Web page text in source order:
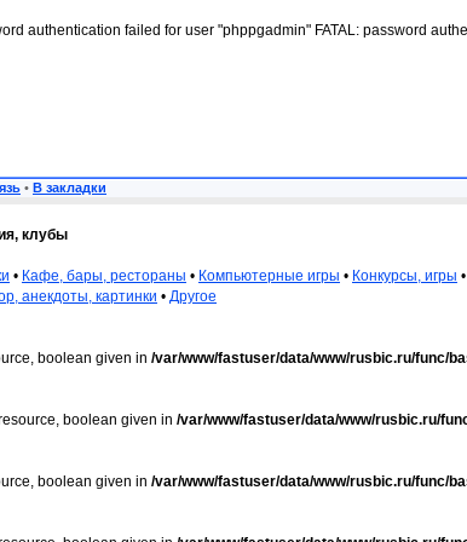
authentication failed for user "phppgadmin" FATAL: password
• В закладки
клубы
• Кафе, бары, рестораны • Компьютерные игры • Конкурсы, игры •
анекдоты, картинки • Другое
boolean given in /var/www/fastuser/data/www/rusbic.ru/func/
boolean given in /var/www/fastuser/data/www/rusbic.ru/
boolean given in /var/www/fastuser/data/www/rusbic.ru/func/